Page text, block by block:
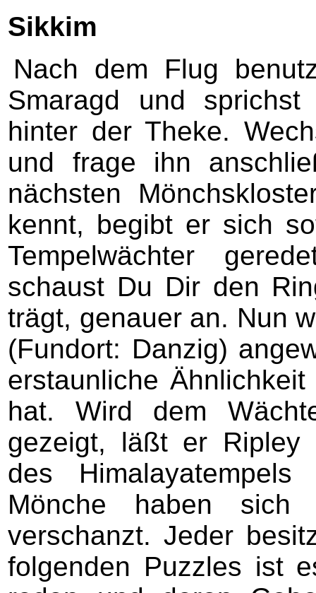
Sikkim
Nach dem Flug
Smaragd und
hinter der Theke.
und frage ihn
nächsten
kennt, begibt er sich
Tempelwächter
schaust Du Dir den
trägt, genauer an. Nun
(Fundort: Danzig)
erstaunliche
hat. Wird dem
gezeigt, läßt er Ripley
des
Mönche haben
verschanzt. Jeder
folgenden Puzzles ist